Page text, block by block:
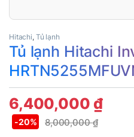
Hitachi, Tủ lạnh
Tủ lạnh Hitachi
6,400,000 ₫
8,000,000₫
-20%